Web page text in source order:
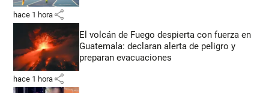
hace 1 hora share
El volcán de Fuego despierta con fuerza en
Guatemala: declaran alerta de peligro y
preparan evacuaciones
hace 1 hora share